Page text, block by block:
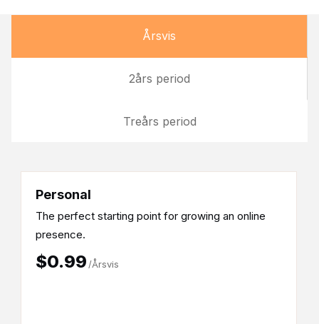
Årsvis
2års period
Treårs period
Personal
The perfect starting point for growing an online
presence.
$0.99/Årsvis